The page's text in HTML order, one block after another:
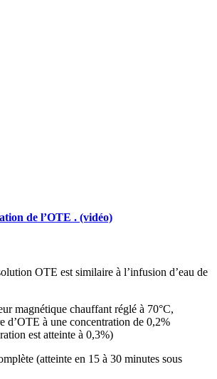
de l’OTE . (vidéo)
OTE est similaire à l’infusion d’eau de
magnétique chauffant réglé à 70°C,
d’OTE à une concentration de 0,2%
est atteinte à 0,3%)
(atteinte en 15 à 30 minutes sous